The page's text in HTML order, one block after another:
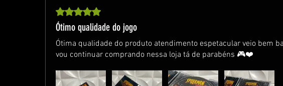
Rated 5 out of 5 stars.
Ótimo qualidade do jogo
Ótima qualidade do produto atendimento espetacular veio bem
vou continuar comprando nessa loja tá de parabéns 🎮❤️